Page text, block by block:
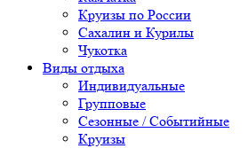
Круизы по России
Сахалин и Курилы
Чукотка
Виды отдыха
Индивидуальные
Групповые
Сезонные / Событийные
Круизы